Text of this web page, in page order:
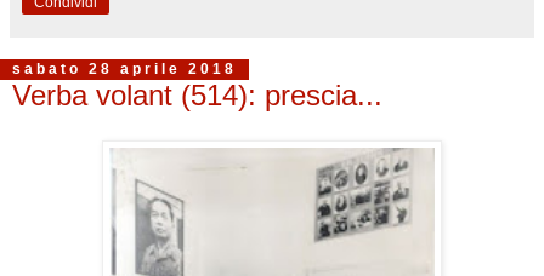
sabato 28 aprile 2018
Verba volant (514): prescia...